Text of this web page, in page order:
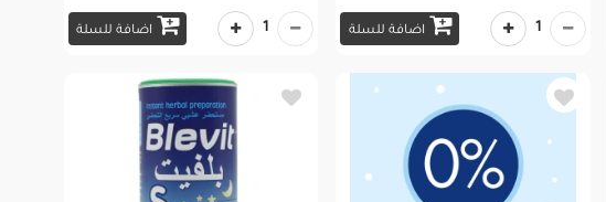
اضافة للسلة 1 اضافة للسلة 1